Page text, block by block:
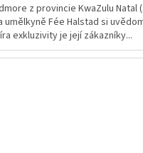
z provincie KwaZulu Natal
umělkyně Fée Halstad si
exkluzivity je její zákazníky...